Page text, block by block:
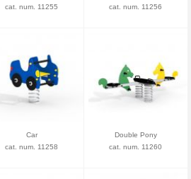
cat. num. 11255
cat. num. 11256
Car
cat. num. 11258
Double Pony
cat. num. 11260